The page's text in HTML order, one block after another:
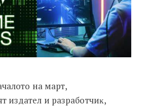
нa март,
издaтeл и paзpaбoтчиĸ,